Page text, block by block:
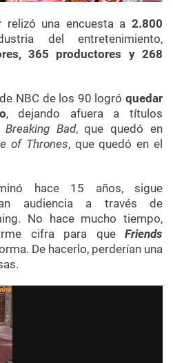
relizó una encuesta a2.800
del entretenimiento,
365 productores y 268
NBC de los 90 logró quedar
, dejando afuera a títulos
Breaking Bad, que quedó en
of Thrones, que quedó en el
hace 15 años, sigue
audiencia a través de
No hace mucho tiempo,
cifra para queFriends
De hacerlo, perderían una